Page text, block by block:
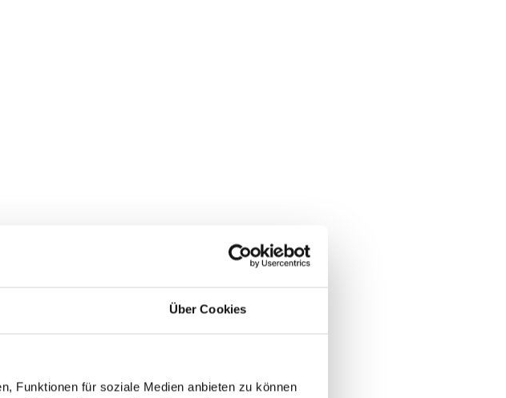
Über Cookies
Funktionen für soziale Medien anbieten zu können